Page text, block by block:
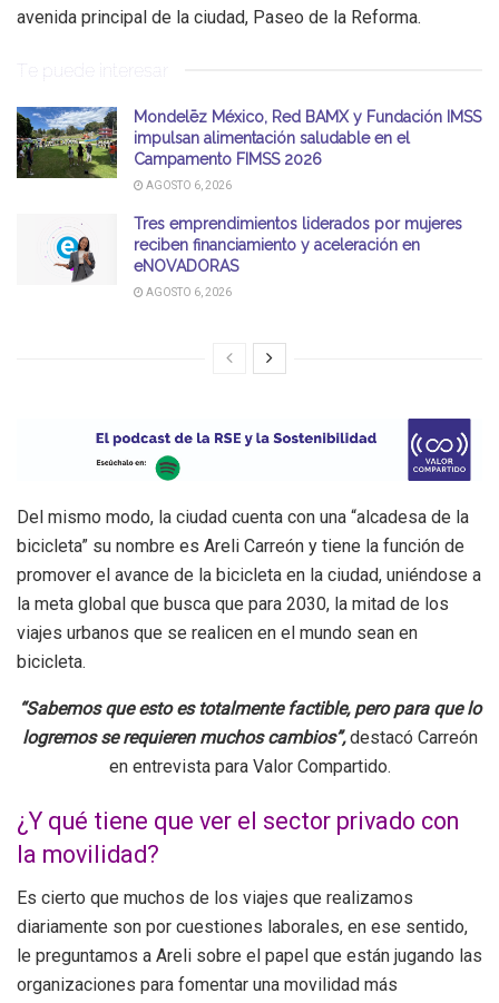
avenida principal de la ciudad, Paseo de la Reforma.
Te puede interesar
Mondelēz México, Red BAMX y Fundación IMSS
impulsan alimentación saludable en el
Campamento FIMSS 2026
AGOSTO 6, 2026
Tres emprendimientos liderados por mujeres
reciben financiamiento y aceleración en
eNOVADORAS
AGOSTO 6, 2026
Del mismo modo, la ciudad cuenta con una “alcadesa de la
bicicleta” su nombre es Areli Carreón y tiene la función de
promover el avance de la bicicleta en la ciudad, uniéndose a
la meta global que busca que para 2030, la mitad de los
viajes urbanos que se realicen en el mundo sean en
bicicleta.
“Sabemos que esto es totalmente factible, pero para que lo
logremos se requieren muchos cambios”,destacó Carreón
en entrevista para Valor Compartido.
¿Y qué tiene que ver el sector privado con
la movilidad?
Es cierto que muchos de los viajes que realizamos
diariamente son por cuestiones laborales, en ese sentido,
le preguntamos a Areli sobre el papel que están jugando las
organizaciones para fomentar una movilidad más